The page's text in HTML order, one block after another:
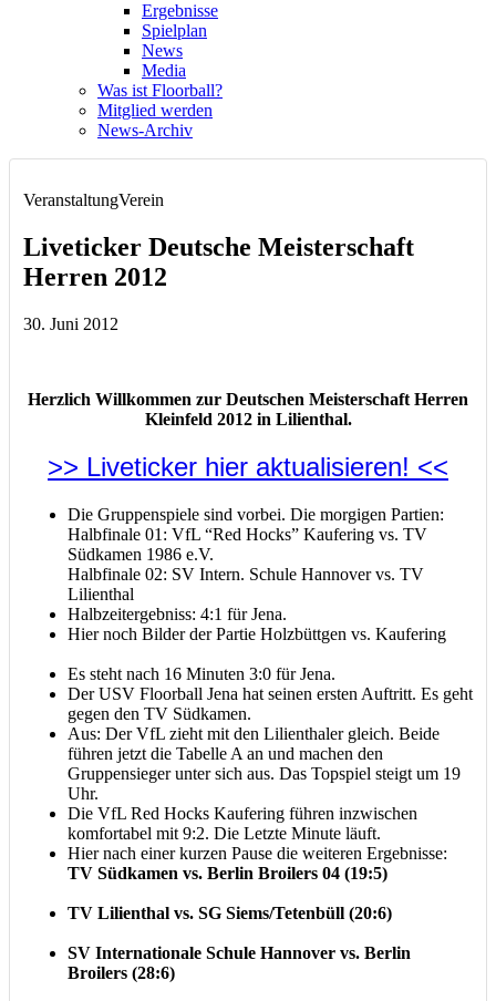
Ergebnisse
Spielplan
News
Media
Was ist Floorball?
Mitglied werden
News-Archiv
VeranstaltungVerein
Liveticker Deutsche Meisterschaft
Herren 2012
30. Juni 2012
Herzlich Willkommen zur Deutschen Meisterschaft Herren
Kleinfeld 2012 in Lilienthal.
>> Liveticker hier aktualisieren! <<
Die Gruppenspiele sind vorbei. Die morgigen Partien:
Halbfinale 01: VfL “Red Hocks” Kaufering vs. TV
Südkamen 1986 e.V.
Halbfinale 02: SV Intern. Schule Hannover vs. TV
Lilienthal
Halbzeitergebniss: 4:1 für Jena.
Hier noch Bilder der Partie Holzbüttgen vs. Kaufering
Es steht nach 16 Minuten 3:0 für Jena.
Der USV Floorball Jena hat seinen ersten Auftritt. Es geht
gegen den TV Südkamen.
Aus: Der VfL zieht mit den Lilienthaler gleich. Beide
führen jetzt die Tabelle A an und machen den
Gruppensieger unter sich aus. Das Topspiel steigt um 19
Uhr.
Die VfL Red Hocks Kaufering führen inzwischen
komfortabel mit 9:2. Die Letzte Minute läuft.
Hier nach einer kurzen Pause die weiteren Ergebnisse:
TV Südkamen vs. Berlin Broilers 04 (19:5)
TV Lilienthal vs. SG Siems/Tetenbüll (20:6)
SV Internationale Schule Hannover vs. Berlin
Broilers (28:6)